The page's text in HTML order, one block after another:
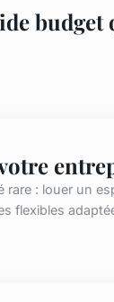
budget
: louer un
flexibles